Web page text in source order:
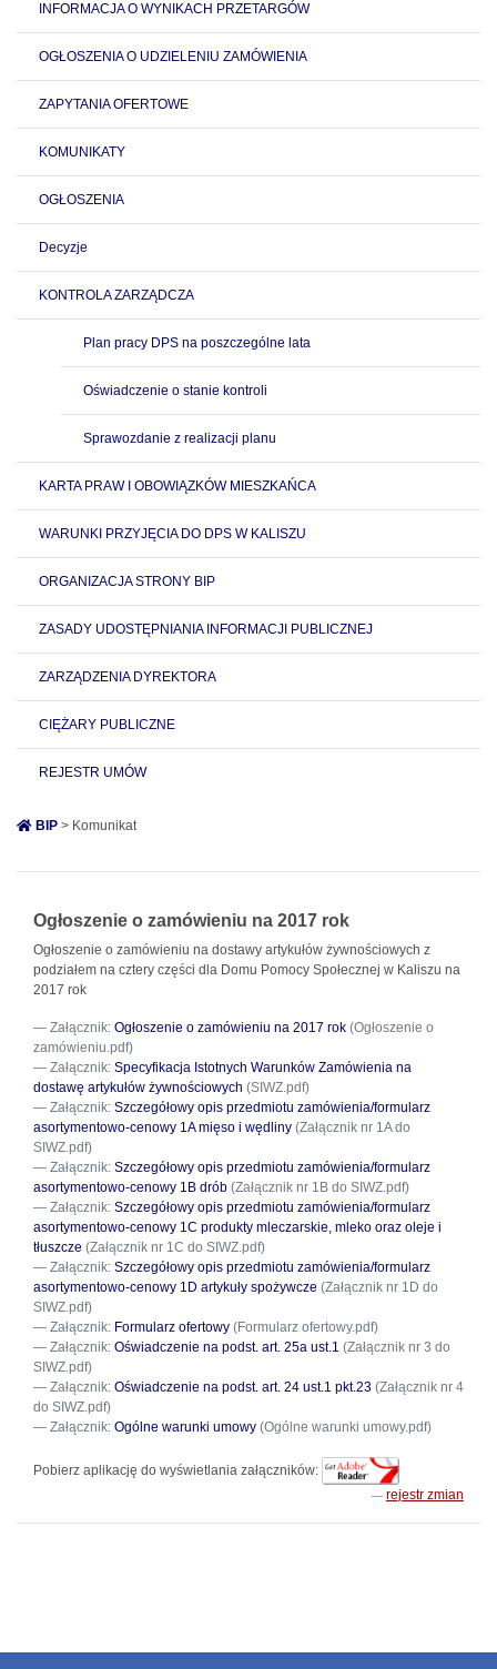
INFORMACJA O WYNIKACH PRZETARGÓW
OGŁOSZENIA O UDZIELENIU ZAMÓWIENIA
ZAPYTANIA OFERTOWE
KOMUNIKATY
OGŁOSZENIA
Decyzje
KONTROLA ZARZĄDCZA
Plan pracy DPS na poszczególne lata
Oświadczenie o stanie kontroli
Sprawozdanie z realizacji planu
KARTA PRAW I OBOWIĄZKÓW MIESZKAŃCA
WARUNKI PRZYJĘCIA DO DPS W KALISZU
ORGANIZACJA STRONY BIP
ZASADY UDOSTĘPNIANIA INFORMACJI PUBLICZNEJ
ZARZĄDZENIA DYREKTORA
CIĘŻARY PUBLICZNE
REJESTR UMÓW
BIP > Komunikat
Ogłoszenie o zamówieniu na 2017 rok
Ogłoszenie o zamówieniu na dostawy artykułów żywnościowych z
podziałem na cztery części dla Domu Pomocy Społecznej w Kaliszu na
2017 rok
Załącznik: Ogłoszenie o zamówieniu na 2017 rok (Ogłoszenie o
zamówieniu.pdf)
Załącznik: Specyfikacja Istotnych Warunków Zamówienia na
dostawę artykułów żywnościowych (SIWZ.pdf)
Załącznik: Szczegółowy opis przedmiotu zamówienia/formularz
asortymentowo-cenowy 1A mięso i wędliny (Załącznik nr 1A do
SIWZ.pdf)
Załącznik: Szczegółowy opis przedmiotu zamówienia/formularz
asortymentowo-cenowy 1B drób (Załącznik nr 1B do SIWZ.pdf)
Załącznik: Szczegółowy opis przedmiotu zamówienia/formularz
asortymentowo-cenowy 1C produkty mleczarskie, mleko oraz oleje i
tłuszcze (Załącznik nr 1C do SIWZ.pdf)
Załącznik: Szczegółowy opis przedmiotu zamówienia/formularz
asortymentowo-cenowy 1D artykuły spożywcze (Załącznik nr 1D do
SIWZ.pdf)
Załącznik: Formularz ofertowy (Formularz ofertowy.pdf)
Załącznik: Oświadczenie na podst. art. 25a ust.1 (Załącznik nr 3 do
SIWZ.pdf)
Załącznik: Oświadczenie na podst. art. 24 ust.1 pkt.23 (Załącznik nr 4
do SIWZ.pdf)
Załącznik: Ogólne warunki umowy (Ogólne warunki umowy.pdf)
Pobierz aplikację do wyświetlania załączników:
rejestr zmian